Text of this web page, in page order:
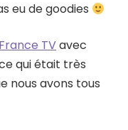
eu de goodies
TVavec
qui était très
nous avons tous